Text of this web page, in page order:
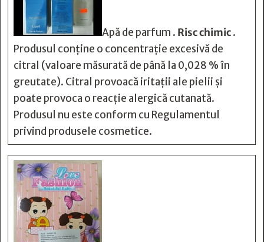
Apă de parfum . Risc chimic.
Produsul conține o concentrație excesivă de
citral (valoare măsurată de până la 0,028 % în
greutate). Citral provoacă iritații ale pielii și
poate provoca o reacție alergică cutanată.
Produsul nu este conform cu Regulamentul
privind produsele cosmetice.